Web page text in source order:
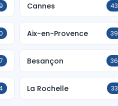
Cannes 43
Aix-en-Provence 39
Besançon 36
La Rochelle 33